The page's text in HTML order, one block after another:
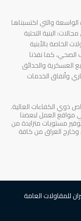
والتي اكتسبناها
البنية التحتية
الخاصة بالأبنية
الصحي، كما نفذنا
العسكرية والحدائق
وأنفاق الخدمات
ذوي الكفاءات العالية.
مواقع العمل لبعضنا
مستويات متزايدة من
داخل وخارج العراق من كافة